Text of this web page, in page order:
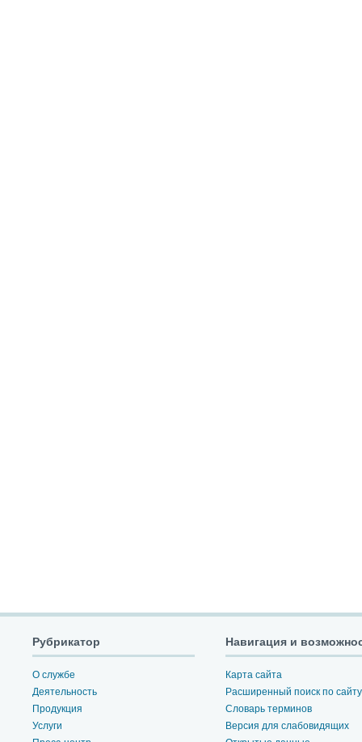
Рубрикатор
О службе
Деятельность
Продукция
Услуги
Навигация и
Карта сайта
Расширенный поиск по сайту
Словарь терминов
Версия для слабовидящих